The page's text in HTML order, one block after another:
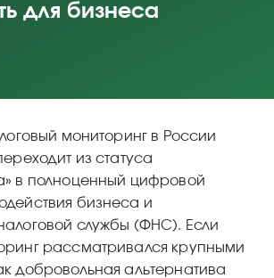
для бизнеса
мониторинг в России
из статуса
в полноценный цифровой
бизнеса и
службы (ФНС). Если
рассматривался крупными
добровольная альтернатива